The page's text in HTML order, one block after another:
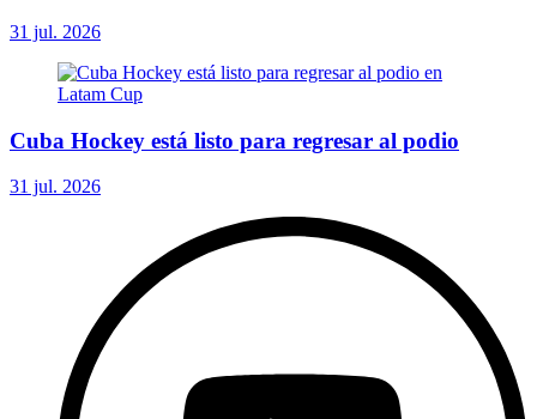
31 jul. 2026
Cuba Hockey está listo para regresar al podio
31 jul. 2026